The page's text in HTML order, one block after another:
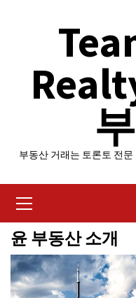
부동산 거래는 토론토 전
Menu
윤 부동산 소개